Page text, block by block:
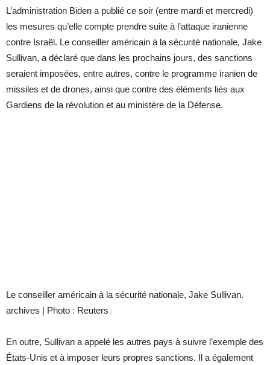
L’administration Biden a publié ce soir (entre mardi et mercredi)
les mesures qu’elle compte prendre suite à l’attaque iranienne
contre Israël. Le conseiller américain à la sécurité nationale, Jake
Sullivan, a déclaré que dans les prochains jours, des sanctions
seraient imposées, entre autres, contre le programme iranien de
missiles et de drones, ainsi que contre des éléments liés aux
Gardiens de la révolution et au ministère de la Défense.
Le conseiller américain à la sécurité nationale, Jake Sullivan.
archives | Photo : Reuters
En outre, Sullivan a appelé les autres pays à suivre l’exemple des
États-Unis et à imposer leurs propres sanctions. Il a également